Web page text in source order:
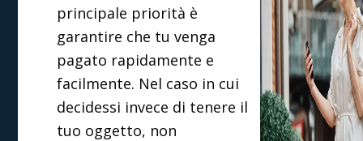
principale priorità è
garantire che tu venga
pagato rapidamente e
facilmente. Nel caso in cui
decidessi invece di tenere il
tuo oggetto, non